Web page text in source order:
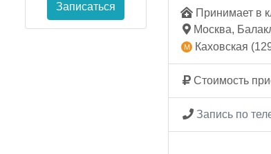
Записаться
Принимает в
Москва,
Каховская
Стоимость
Запись по